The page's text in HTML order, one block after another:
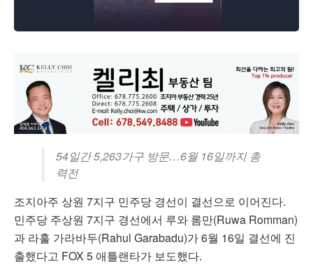
54일간 5,263가구 방문…6월 16일까지 총
력전
조지아주 상원 7지구 민주당 경선이 결선으로 이어진다.
민주당 주상원 7지구 경선에서 루와 롬만(Ruwa Romman)
과 라훌 가라바두(Rahul Garabadu)가 6월 16일 결선에 진
출했다고 FOX 5 애틀랜타가 보도했다.